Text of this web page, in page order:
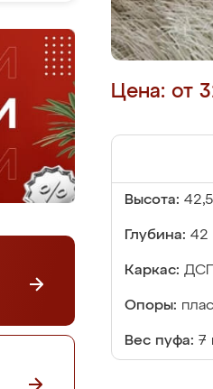
Цена: от
Высота: 42,5
Глубина: 42
Каркас: ДСП
Опоры:
Вес пуфа: 7